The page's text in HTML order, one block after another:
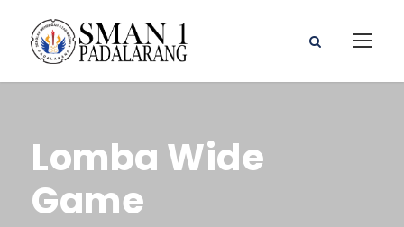
Lomba Wide
Game